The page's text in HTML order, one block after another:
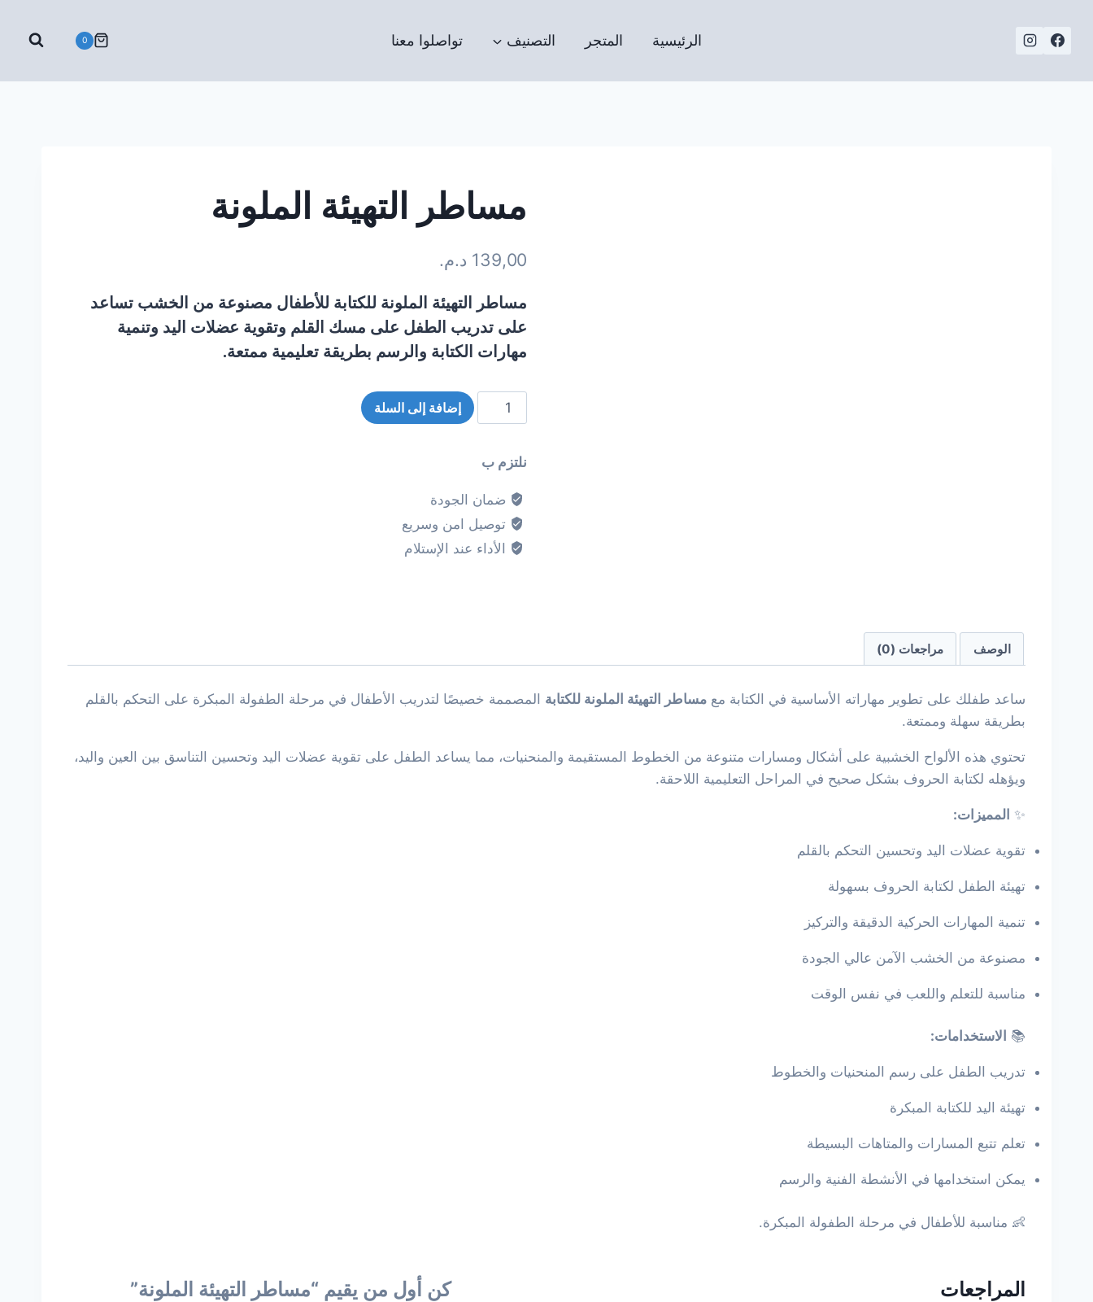
الرئيسية المتجر التصنيف تواصلوا معنا 0
مساطر التهيئة الملونة
139,00 د.م.
مساطر التهيئة الملونة للكتابة للأطفال مصنوعة من الخشب تساعد
على تدريب الطفل على مسك القلم وتقوية عضلات اليد وتنمية
مهارات الكتابة والرسم بطريقة تعليمية ممتعة.
إضافة إلى السلة
نلتزم ب
ضمان الجودة
توصيل امن وسريع
الأداء عند الإستلام
الوصف مراجعات (0)
ساعد طفلك على تطوير مهاراته الأساسية في الكتابة مع مساطر التهيئة الملونة للكتابة المصممة خصيصًا لتدريب الأطفال في مرحلة الطفولة المبكرة على التحكم بالقلم
بطريقة سهلة وممتعة.
تحتوي هذه الألواح الخشبية على أشكال ومسارات متنوعة من الخطوط المستقيمة والمنحنيات، مما يساعد الطفل على تقوية عضلات اليد وتحسين التناسق بين العين واليد،
ويؤهله لكتابة الحروف بشكل صحيح في المراحل التعليمية اللاحقة.
✨ المميزات:
تقوية عضلات اليد وتحسين التحكم بالقلم
تهيئة الطفل لكتابة الحروف بسهولة
تنمية المهارات الحركية الدقيقة والتركيز
مصنوعة من الخشب الآمن عالي الجودة
مناسبة للتعلم واللعب في نفس الوقت
📚 الاستخدامات:
تدريب الطفل على رسم المنحنيات والخطوط
تهيئة اليد للكتابة المبكرة
تعلم تتبع المسارات والمتاهات البسيطة
يمكن استخدامها في الأنشطة الفنية والرسم
👶 مناسبة للأطفال في مرحلة الطفولة المبكرة.
المراجعات كن أول من يقيم “مساطر التهيئة الملونة”